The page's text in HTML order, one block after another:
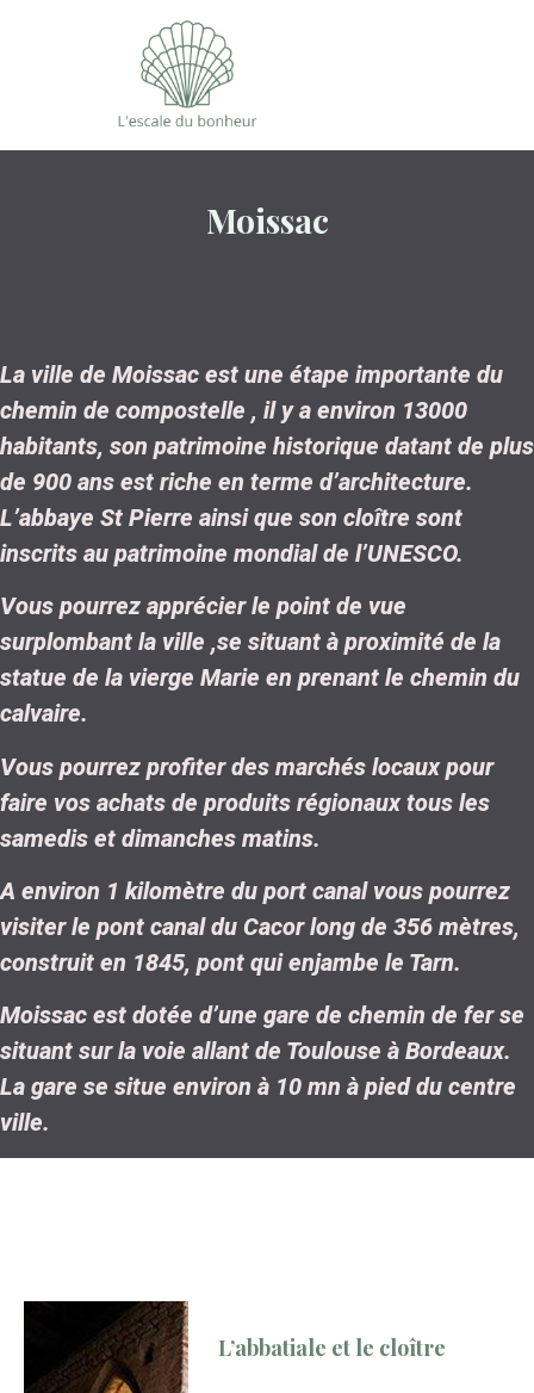
Moissac
La ville de Moissac est une étape importante du
chemin de compostelle , il y a environ 13000
habitants, son patrimoine historique datant de plus
de 900 ans est riche en terme d’architecture.
L’abbaye St Pierre ainsi que son cloître sont
inscrits au patrimoine mondial de l’UNESCO.
Vous pourrez apprécier le point de vue
surplombant la ville ,se situant à proximité de la
statue de la vierge Marie en prenant le chemin du
calvaire.
Vous pourrez profiter des marchés locaux pour
faire vos achats de produits régionaux tous les
samedis et dimanches matins.
A environ 1 kilomètre du port canal vous pourrez
visiter le pont canal du Cacor long de 356 mètres,
construit en 1845, pont qui enjambe le Tarn.
Moissac est dotée d’une gare de chemin de fer se
situant sur la voie allant de Toulouse à Bordeaux.
La gare se situe environ à 10 mn à pied du centre
ville.
L’abbatiale et le cloître